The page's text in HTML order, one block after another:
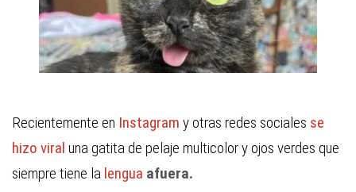
Recientemente en Instagram y otras redes sociales se
hizo viral una gatita de pelaje multicolor y ojos verdes que
siempre tiene la lengua afuera.